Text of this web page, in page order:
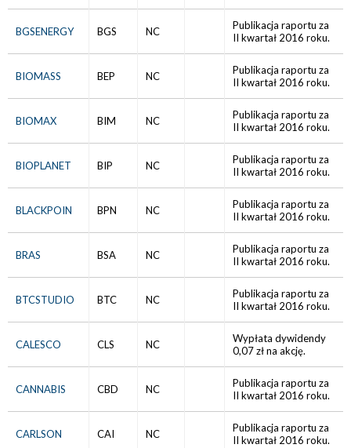
BGSENERGY BGS NC
Publikacja raportu za
II kwartał 2016 roku.
BIOMASS BEP NC
Publikacja raportu za
II kwartał 2016 roku.
BIOMAX BIM NC
Publikacja raportu za
II kwartał 2016 roku.
BIOPLANET BIP NC
Publikacja raportu za
II kwartał 2016 roku.
BLACKPOIN BPN NC
Publikacja raportu za
II kwartał 2016 roku.
BRAS BSA NC
Publikacja raportu za
II kwartał 2016 roku.
BTCSTUDIO BTC NC
Publikacja raportu za
II kwartał 2016 roku.
CALESCO CLS NC
Wypłata dywidendy
0,07 zł na akcję.
CANNABIS CBD NC
Publikacja raportu za
II kwartał 2016 roku.
CARLSON CAI NC
Publikacja raportu za
II kwartał 2016 roku.